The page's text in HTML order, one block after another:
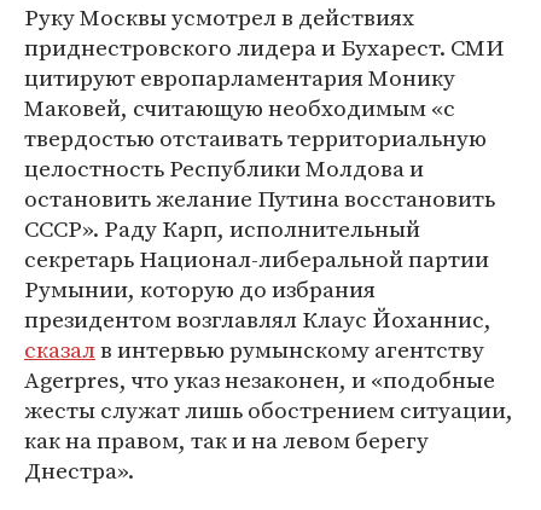
Руку Москвы усмотрел в действиях
приднестровского лидера и Бухарест. СМИ
цитируют европарламентария Монику
Маковей, считающую необходимым «с
твердостью отстаивать территориальную
целостность Республики Молдова и
остановить желание Путина восстановить
СССР». Раду Карп, исполнительный
секретарь Национал-либеральной партии
Румынии, которую до избрания
президентом возглавлял Клаус Йоханнис,
сказалв интервью румынскому агентству
Agerpres, что указ незаконен, и «подобные
жесты служат лишь обострением ситуации,
как на правом, так и на левом берегу
Днестра».